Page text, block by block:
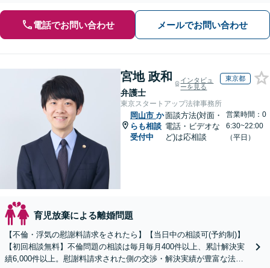
電話でお問い合わせ メールでお問い合わせ
宮地 政和
弁護士
インタビュ
ーを見る
東京都
東京スタートアップ法律事務所
岡山市 か
らも相談
受付中
面談方法(対面・
電話・ビデオな
ど)は応相談
営業時間：0
6:30~22:00
（平日）
育児放棄による離婚問題
【不倫・浮気の慰謝料請求をされたら】【当日中の相談可(予約制)】
【初回相談無料】不倫問題の相談は毎月毎月400件以上、累計解決実
績6,000件以上。慰謝料請求された側の交渉・解決実績が豊富な法律